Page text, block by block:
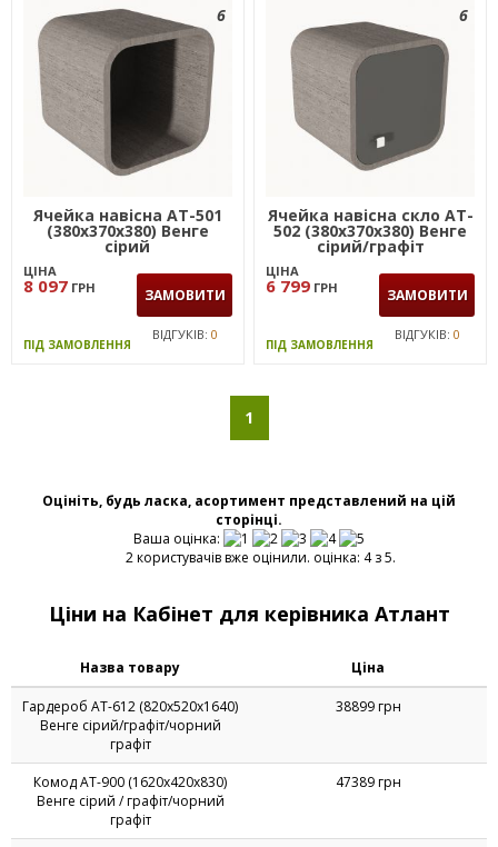
6
Ячейка навісна AT-501
(380х370х380) Венге
сірий
ЦІНА
8 097 ГРН ЗАМОВИТИ
ПІД ЗАМОВЛЕННЯ
ВІДГУКІВ: 0
6
Ячейка навісна скло AT-
502 (380х370х380) Венге
сірий/графіт
ЦІНА
6 799 ГРН ЗАМОВИТИ
ПІД ЗАМОВЛЕННЯ
ВІДГУКІВ: 0
1
Оцініть, будь ласка, асортимент представлений на цій
сторінці.
Ваша оцінка:
2 користувачів вже оцінили. оцінка: 4 з 5.
Ціни на Кабінет для керівника Атлант
Назва товару Ціна
Гардероб AT-612 (820х520х1640)
Венге сірий/графіт/чорний
графіт
38899 грн
Комод AT-900 (1620х420х830)
Венге сірий / графіт/чорний
графіт
47389 грн